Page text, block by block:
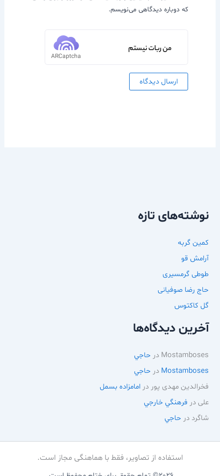
که دوباره دیدگاهی می‌نویسم.
من ربات نیستم
ARCaptcha
نوشته‌های تازه
کمین گربه
آرامش قو
طوطی گرمسیری
حاج رضا صوفیانی
گل کاکتوس
آخرین دیدگاه‌ها
Mostamboses در حاجي
Mostamboses در حاجي
فخرالدین مهدی پور درامامزاده بسمل
علی در فرهنگي خارجي
شاگرد در حاجي
استفاده از تصاویر، فقط با هماهنگی مجاز است.